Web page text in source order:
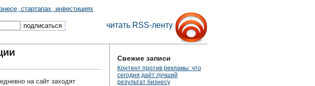
стартапах, инвестициях
читать RSS-ленту
на сайт заходят
Свежие записи
Контент против рекламы: что
сегодня даёт лучший
результат бизнесу